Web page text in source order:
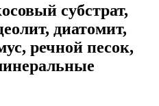
субстрат,
диатомит,
речной песок,